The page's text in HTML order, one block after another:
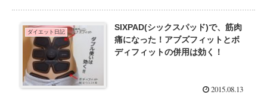
ダイエット日記
SIXPAD(シックスパッド)で、筋肉
痛になった！アブズフィットとボ
ディフィットの併用は効く！
2015.08.13